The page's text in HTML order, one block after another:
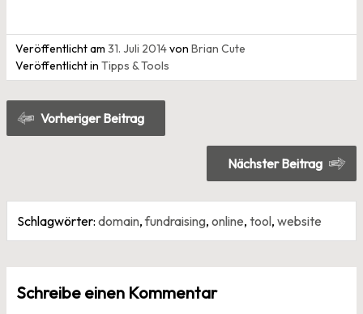
Veröffentlicht am 31. Juli 2014von Brian Cute
Veröffentlicht in Tipps & Tools
Beitragsnavigation
Vorheriger Beitrag
Nächster Beitrag
Schlagwörter: domain,fundraising, online, tool, website
Schreibe einen Kommentar